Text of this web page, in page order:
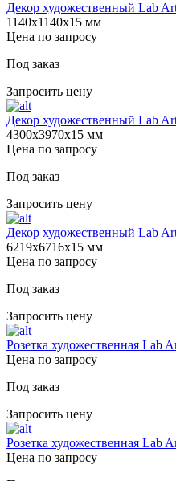
Декор художественный Lab
1140х1140х15 мм
Цена по запросу
Под заказ
Запросить цену
Декор художественный Lab
4300х3970х15 мм
Цена по запросу
Под заказ
Запросить цену
Декор художественный Lab
6219х6716х15 мм
Цена по запросу
Под заказ
Запросить цену
Розетка художественная Lab
Цена по запросу
Под заказ
Запросить цену
Розетка художественная Lab
Цена по запросу